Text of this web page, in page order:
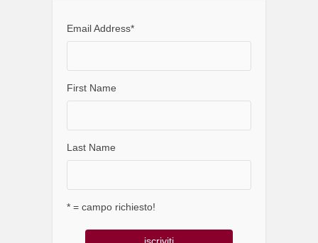
Email Address*
First Name
Last Name
* = campo richiesto!